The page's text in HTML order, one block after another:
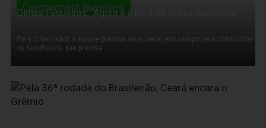
Campeonato Brasileiro
Dimas Filgueiras: “Agora é a hora da nossa superação”
Para o treinador, a equipe precisa se superar em campo para conquistar
os resultados que precisa
19 de Novembro de 2011